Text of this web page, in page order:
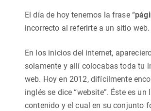
El día de hoy tenemos la frase “
incorrecto al referirte a un sitio web.
En los inicios del internet,
solamente y allí colocabas toda tu
web. Hoy en 2012, difícilmente
inglés se dice “website”. Éste es
contenido y el cual en su conjunto